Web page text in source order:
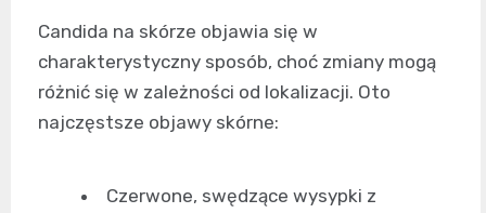
Candida na skórze objawia się w
charakterystyczny sposób, choć zmiany mogą
różnić się w zależności od lokalizacji. Oto
najczęstsze objawy skórne:
Czerwone, swędzące wysypki z